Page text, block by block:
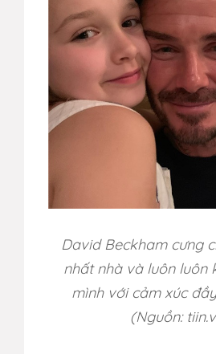
David Beckham cưng
nhất nhà và luôn luôn
mình với cảm xúc
(Nguồn: